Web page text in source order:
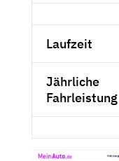
Laufzeit
Jährliche
Fahrleistung